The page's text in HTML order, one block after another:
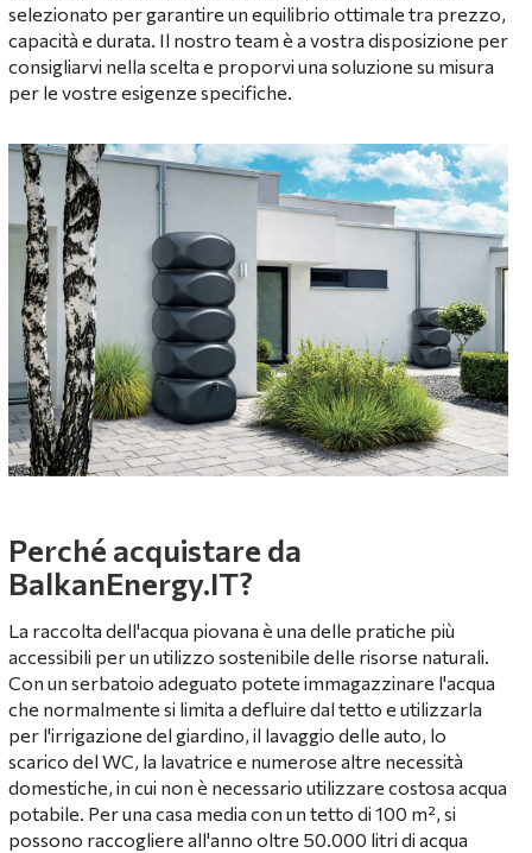
selezionato per garantire un equilibrio ottimale tra prezzo,
capacità e durata. Il nostro team è a vostra disposizione per
consigliarvi nella scelta e proporvi una soluzione su misura
per le vostre esigenze specifiche.
Perché acquistare da
BalkanEnergy.IT?
La raccolta dell'acqua piovana è una delle pratiche più
accessibili per un utilizzo sostenibile delle risorse naturali.
Con un serbatoio adeguato potete immagazzinare l'acqua
che normalmente si limita a defluire dal tetto e utilizzarla
per l'irrigazione del giardino, il lavaggio delle auto, lo
scarico del WC, la lavatrice e numerose altre necessità
domestiche, in cui non è necessario utilizzare costosa acqua
potabile. Per una casa media con un tetto di 100 m², si
possono raccogliere all'anno oltre 50.000 litri di acqua